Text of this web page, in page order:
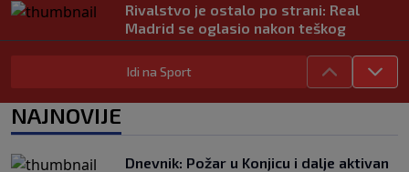
Rivalstvo je ostalo po strani: Real
Madrid se oglasio nakon teškog
gubitka Lionela Messija
NOGOMET
prije 2 h
Idi na Sport
NAJNOVIJE
Dnevnik: Požar u Konjicu i dalje aktivan